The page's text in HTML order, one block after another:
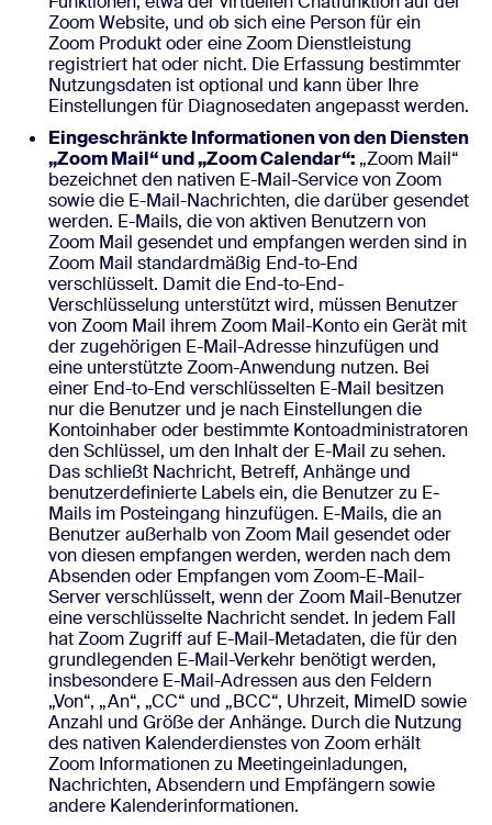
Zoom Website, und ob sich eine Person für ein
Zoom Produkt oder eine Zoom Dienstleistung
registriert hat oder nicht. Die Erfassung bestimmter
Nutzungsdaten ist optional und kann über Ihre
Einstellungen für Diagnosedaten angepasst werden.
Eingeschränkte Informationen von den Diensten
„Zoom Mail“ und „Zoom Calendar“: „Zoom Mail“
bezeichnet den nativen E-Mail-Service von Zoom
sowie die E-Mail-Nachrichten, die darüber gesendet
werden. E-Mails, die von aktiven Benutzern von
Zoom Mail gesendet und empfangen werden sind in
Zoom Mail standardmäßig End-to-End
verschlüsselt. Damit die End-to-End-
Verschlüsselung unterstützt wird, müssen Benutzer
von Zoom Mail ihrem Zoom Mail-Konto ein Gerät mit
der zugehörigen E-Mail-Adresse hinzufügen und
eine unterstützte Zoom-Anwendung nutzen. Bei
einer End-to-End verschlüsselten E-Mail besitzen
nur die Benutzer und je nach Einstellungen die
Kontoinhaber oder bestimmte Kontoadministratoren
den Schlüssel, um den Inhalt der E-Mail zu sehen.
Das schließt Nachricht, Betreff, Anhänge und
benutzerdefinierte Labels ein, die Benutzer zu E-
Mails im Posteingang hinzufügen. E-Mails, die an
Benutzer außerhalb von Zoom Mail gesendet oder
von diesen empfangen werden, werden nach dem
Absenden oder Empfangen vom Zoom-E-Mail-
Server verschlüsselt, wenn der Zoom Mail-Benutzer
eine verschlüsselte Nachricht sendet. In jedem Fall
hat Zoom Zugriff auf E-Mail-Metadaten, die für den
grundlegenden E-Mail-Verkehr benötigt werden,
insbesondere E-Mail-Adressen aus den Feldern
„Von“, „An“, „CC“ und „BCC“, Uhrzeit, MimeID sowie
Anzahl und Größe der Anhänge. Durch die Nutzung
des nativen Kalenderdienstes von Zoom erhält
Zoom Informationen zu Meetingeinladungen,
Nachrichten, Absendern und Empfängern sowie
andere Kalenderinformationen.